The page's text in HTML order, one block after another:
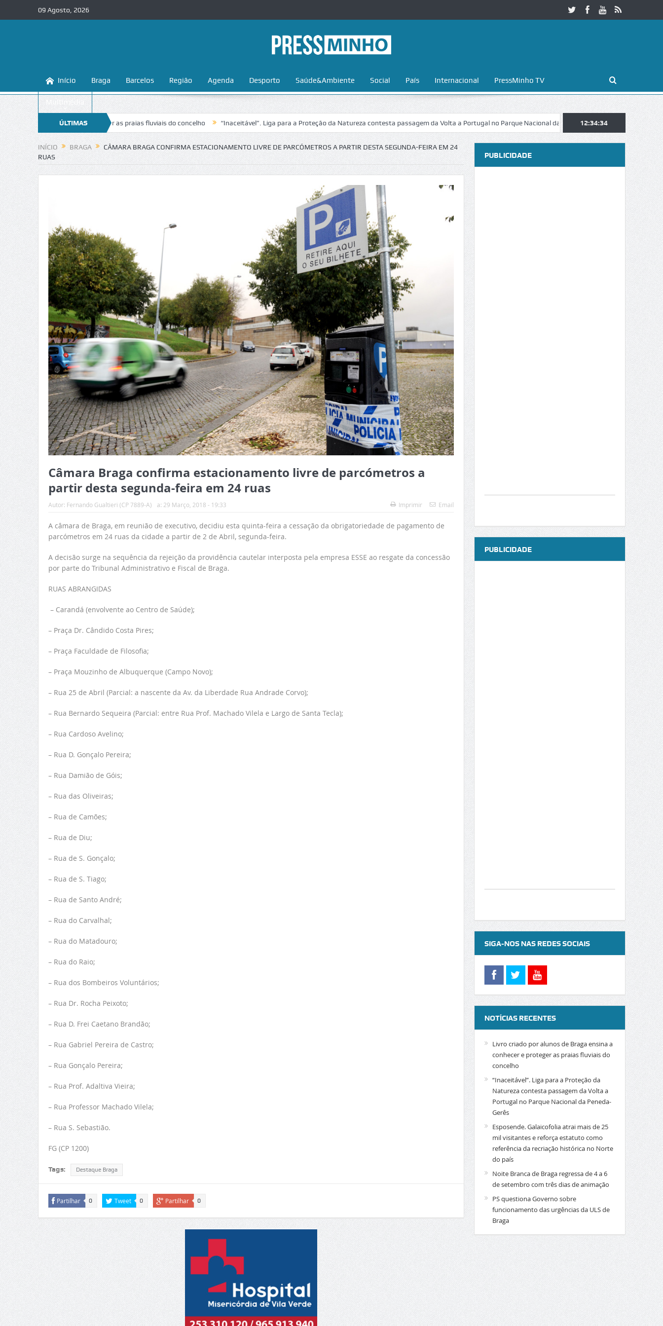
09 Agosto, 2026
Início Braga Barcelos Região Agenda Desporto Saúde&Ambiente Social País Internacional PressMinho TV
Multimédia
ÚLTIMAS
NOTÍCIAS
a conhecer e proteger as praias fluviais do concelho “Inaceitável”. Liga para a Proteção da Natureza contesta passagem da Volta a Portugal no Parque Nacional da Peneda-Gerês Esposende. Galaicofolia
12:34:35
INÍCIO BRAGA
CÂMARA BRAGA CONFIRMA ESTACIONAMENTO LIVRE DE PARCÓMETROS A PARTIR DESTA SEGUNDA-FEIRA EM 24
RUAS
Câmara Braga confirma estacionamento livre de parcómetros a
partir desta segunda-feira em 24 ruas
Autor: Fernando Gualtieri (CP 7889-A) a: 29 Março, 2018 - 19:33 Imprimir Email
A câmara de Braga, em reunião de executivo, decidiu esta quinta-feira a cessação da obrigatoriedade de pagamento de
parcómetros em 24 ruas da cidade a partir de 2 de Abril, segunda-feira.
A decisão surge na sequência da rejeição da providência cautelar interposta pela empresa ESSE ao resgate da concessão
por parte do Tribunal Administrativo e Fiscal de Braga.
RUAS ABRANGIDAS
– Carandá (envolvente ao Centro de Saúde);
– Praça Dr. Cândido Costa Pires;
– Praça Faculdade de Filosofia;
– Praça Mouzinho de Albuquerque (Campo Novo);
– Rua ‪25 de Abril (Parcial: a nascente da Av. da Liberdade Rua Andrade Corvo);
– Rua Bernardo Sequeira (Parcial: entre Rua Prof. Machado Vilela e Largo de Santa Tecla);
– Rua Cardoso Avelino;
– Rua D. Gonçalo Pereira;
– Rua Damião de Góis;
– Rua das Oliveiras;
– Rua de Camões;
– Rua de Diu;
– Rua de S. Gonçalo;
– Rua de S. Tiago;
– Rua de Santo André;
– Rua do Carvalhal;
– Rua do Matadouro;
– Rua do Raio;
– Rua dos Bombeiros Voluntários;
– Rua Dr. Rocha Peixoto;
– Rua D. Frei Caetano Brandão;
– Rua Gabriel Pereira de Castro;
– Rua Gonçalo Pereira;
– Rua Prof. Adaltiva Vieira;
– Rua Professor Machado Vilela;
– Rua S. Sebastião.
FG (CP 1200)
Tags: Destaque Braga
Partilhar 0 Tweet 0 Partilhar 0
PUBLICIDADE
PUBLICIDADE
SIGA-NOS NAS REDES SOCIAIS
NOTÍCIAS RECENTES
Livro criado por alunos de Braga ensina a
conhecer e proteger as praias fluviais do
concelho
“Inaceitável”. Liga para a Proteção da
Natureza contesta passagem da Volta a
Portugal no Parque Nacional da Peneda-
Gerês
Esposende. Galaicofolia atrai mais de 25
mil visitantes e reforça estatuto como
referência da recriação histórica no Norte
do país
Noite Branca de Braga regressa de 4 a 6
de setembro com três dias de animação
PS questiona Governo sobre
funcionamento das urgências da ULS de
Braga